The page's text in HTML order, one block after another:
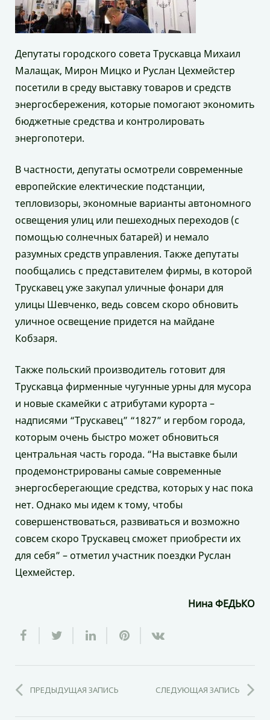
Депутаты городского совета Трускавца Михаил
Малащак, Мирон Мицко и Руслан Цехмейстер
посетили в среду выставку товаров и средств
энергосбережения, которые помогают экономить
бюджетные средства и контролировать
энергопотери.
В частности, депутаты осмотрели современные
европейские електические подстанции,
тепловизоры, экономные варианты автономного
освещения улиц или пешеходных переходов (с
помощью солнечных батарей) и немало
разумных средств управления. Также депутаты
пообщались с представителем фирмы, в которой
Трускавец уже закупал уличные фонари для
улицы Шевченко, ведь совсем скоро обновить
уличное освещение придется на майдане
Кобзаря.
Также польский производитель готовит для
Трускавца фирменные чугунные урны для мусора
и новые скамейки с атрибутами курорта –
надписями “Трускавец” “1827” и гербом города,
которым очень быстро может обновиться
центральная часть города. “На выставке были
продемонстрированы самые современные
энергосберегающие средства, которых у нас пока
нет. Однако мы идем к тому, чтобы
совершенствоваться, развиваться и возможно
совсем скоро Трускавец сможет приобрести их
для себя” – отметил участник поездки Руслан
Цехмейстер.
Нина ФЕДЬКО
ПРЕДЫДУЩАЯ ЗАПИСЬ СЛЕДУЮЩАЯ ЗАПИСЬ